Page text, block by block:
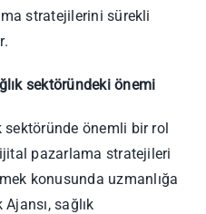
stratejilerini sürekli
sektöründeki önemi
sektöründe önemli bir rol
pazarlama stratejileri
konusunda uzmanlığa
sağlık